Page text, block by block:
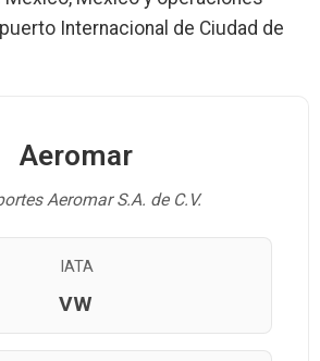
Internacional de Ciudad de
Aeromar
Aeromar S.A. de C.V.
IATA
VW